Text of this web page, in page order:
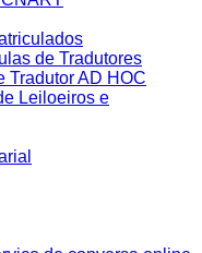
de Tradutores
Tradutor AD HOC
Leiloeiros e